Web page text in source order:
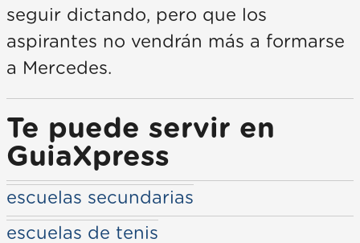
seguir dictando, pero que los
aspirantes no vendrán más a formarse
a Mercedes.
Te puede servir en
GuiaXpress
escuelas secundarias
escuelas de tenis